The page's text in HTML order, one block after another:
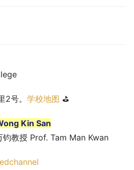
2号。 学校地图 ⛳
Kin San
钧教授 Prof. Tam Man Kwan